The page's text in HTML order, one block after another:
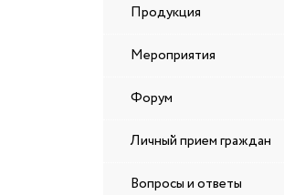
Продукция
Мероприятия
Форум
Личный прием граждан
Вопросы и ответы